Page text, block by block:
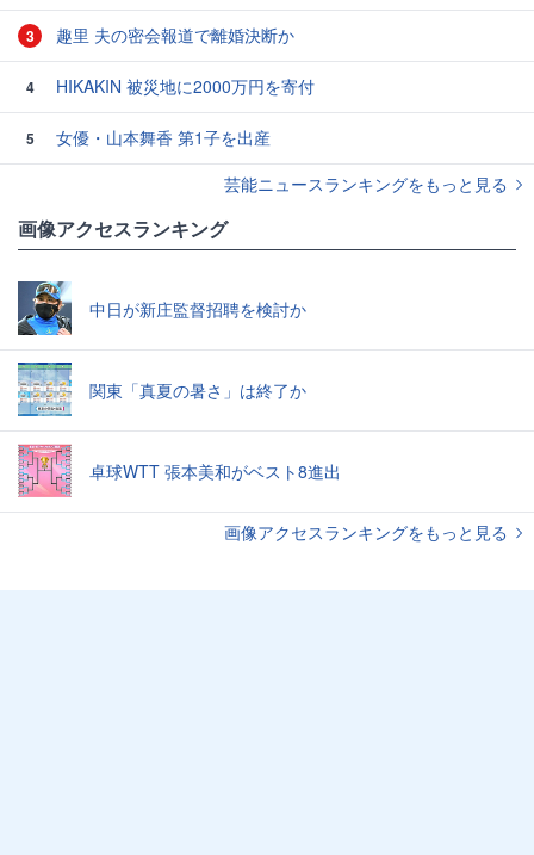
3 趣里 夫の密会報道で離婚決断か
4 HIKAKIN 被災地に2000万円を寄付
5
女優・山本舞香 第1子を出産
芸能ニュースランキングをもっと見る
画像アクセスランキング
中日が新庄監督招聘を検討か
関東「真夏の暑さ」は終了か
卓球WTT 張本美和がベスト8進出
画像アクセスランキングをもっと見る